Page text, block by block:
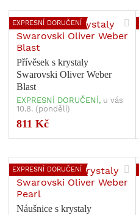
EXPRESNÍ DORUČENÍ
Přívěsek s krystaly
Swarovski Oliver Weber
Blast
EXPRESNÍ DORUČENÍ, u vás
10.8. (pondělí)
811 Kč
EXPRESNÍ DORUČENÍ
Náušnice s krystaly